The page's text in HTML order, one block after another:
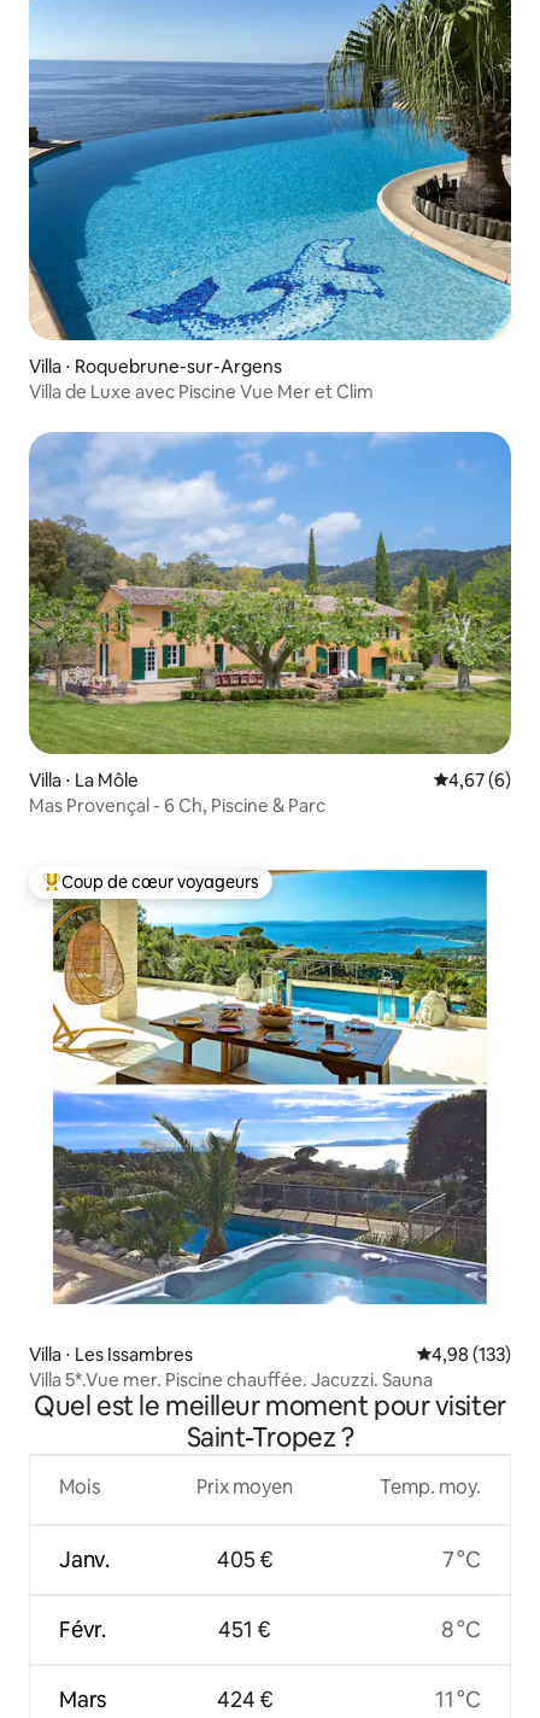
Villa ⋅ Roquebrune-sur-Argens
Villa de Luxe avec Piscine Vue Mer et Clim
Villa ⋅ La Môle Évaluation
4,67 (6)
Mas Provençal - 6 Ch, Piscine & Parc
Coups de cœur voyageurs les plus appréciés
Coup de cœur voyageurs
Villa ⋅ Les Issambres Évaluation
4,98 (133)
Villa 5*.Vue mer. Piscine chauffée. Jacuzzi. Sauna
Quel est le meilleur moment pour visiter
Saint-Tropez ?
Mois
Janv.
Févr.
Mars
Prix moyen
405 €
451 €
424 €
Temp. moy.
7 °C
8 °C
11 °C